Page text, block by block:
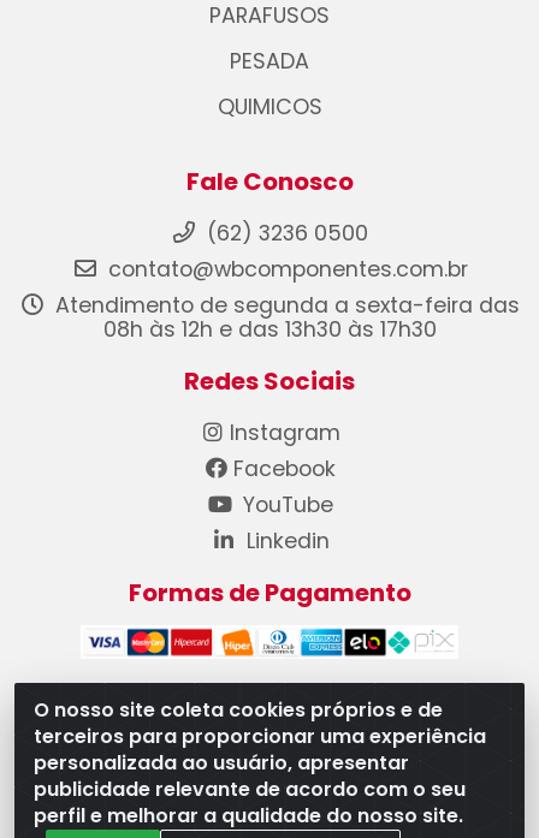
O nosso site coleta cookies próprios e de
terceiros para proporcionar uma experiência
personalizada ao usuário, apresentar
publicidade relevante de acordo com o seu
perfil e melhorar a qualidade do nosso site.
PARAFUSOS
PESADA
QUIMICOS
Fale Conosco
(62) 3236 0500
contato@wbcomponentes.com.br
Atendimento de segunda a sexta-feira das
08h às 12h e das 13h30 às 17h30
Redes Sociais
Instagram
Facebook
YouTube
Linkedin
Formas de Pagamento
WB Componentes Automotivos LTDA - CNPJ
08.528.393/0001-12 - Rua do Níquel, 667 - Parque
Oeste Industrial, Goiânia/GO - CEP 74375-660